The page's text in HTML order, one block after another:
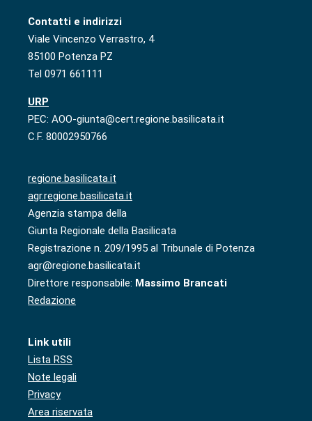
Contatti e indirizzi
Viale Vincenzo Verrastro, 4
85100 Potenza PZ
Tel 0971 661111
URP
PEC: AOO-giunta@cert.regione.basilicata.it
C.F. 80002950766
regione.basilicata.it
agr.regione.basilicata.it
Agenzia stampa della
Giunta Regionale della Basilicata
Registrazione n. 209/1995 al Tribunale di Potenza
agr@regione.basilicata.it
Direttore responsabile: Massimo Brancati
Redazione
Link utili
Lista RSS
Note legali
Privacy
Area riservata